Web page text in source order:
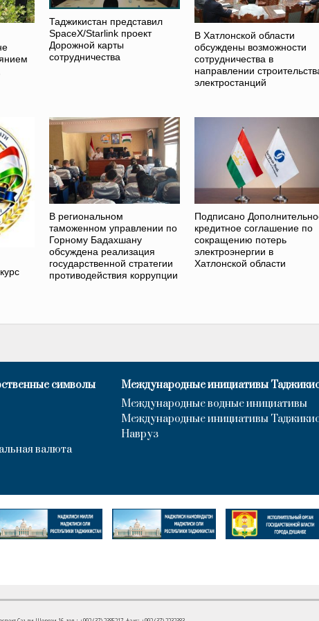
Таджикистан представил
SpaceX/Starlink проект
Дорожной карты
сотрудничества
В Хатлонской области
обсуждены возможности
сотрудничества в
направлении
электростанций
В региональном
таможенном управлении по
Горному Бадахшану
обсуждена реализация
государственной стратегии
противодействия коррупции
Подписано
кредитное соглашение по
сокращению потерь
электроэнергии в
Хатлонской области
символы
валюта
Международные инициативы
Международные водные инициативы
Международные инициативы
Навруз